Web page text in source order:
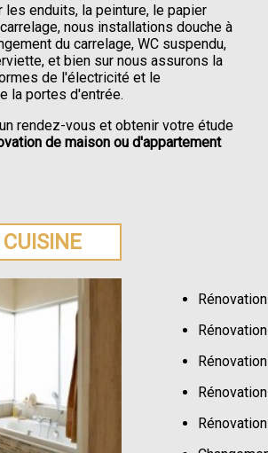
enduits, la peinture, le papier
nous installations douche à
du carrelage, WC suspendu,
et bien sur nous assurons la
de l'électricité et le
la portes d'entrée.
rendez-vous et obtenir votre étude
de maison ou d'appartement